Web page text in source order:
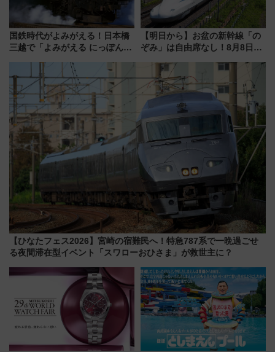
国鉄時代がよみがえる！日本橋
三越で「よみがえる にっぽんの
敬の名作写真も、駅弁フェスも
同時開催！
【明日から】お盆の新幹線「の
ぞみ」は自由席なし！8月8日午
せば空きが見つかることも 混
雑避ける「空席」探しのコツ
【ひなたフェス2026】宮崎の宿難民へ！特急787系で一晩過ごせ
る夜間滞在型イベント「スワローおひさま」が救世主に？